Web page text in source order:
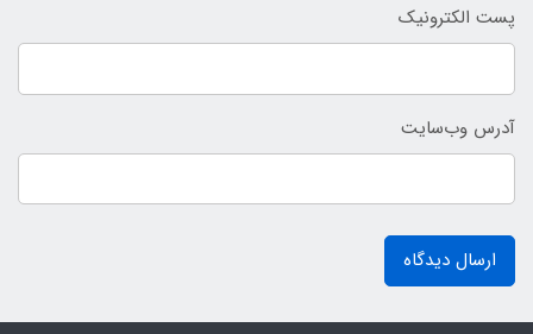
پست الکترونیک
آدرس وب‌سایت
ارسال دیدگاه